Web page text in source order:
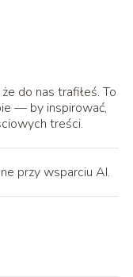
do nas trafiłeś. To
— by inspirować,
treści.
przy wsparciu AI.